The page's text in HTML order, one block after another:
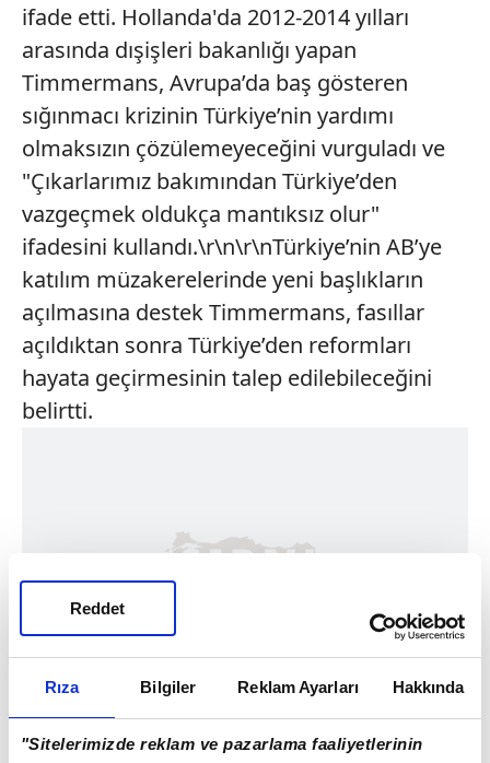
Rıza Bilgiler Reklam Ayarları Hakkında
"Sitelerimizde reklam ve pazarlama faaliyetlerinin
Reddet
ifade etti. Hollanda'da 2012-2014 yılları
arasında dışişleri bakanlığı yapan
Timmermans, Avrupa’da baş gösteren
sığınmacı krizinin Türkiye’nin yardımı
olmaksızın çözülemeyeceğini vurguladı ve
"Çıkarlarımız bakımından Türkiye’den
vazgeçmek oldukça mantıksız olur"
ifadesini kullandı.\r\n\r\nTürkiye’nin AB’ye
katılım müzakerelerinde yeni başlıkların
açılmasına destek Timmermans, fasıllar
açıldıktan sonra Türkiye’den reformları
hayata geçirmesinin talep edilebileceğini
belirtti.